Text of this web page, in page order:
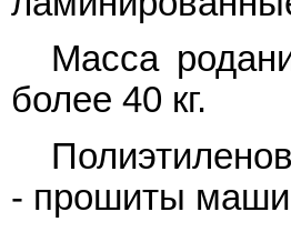
Масса
более 40 кг.
- прошиты